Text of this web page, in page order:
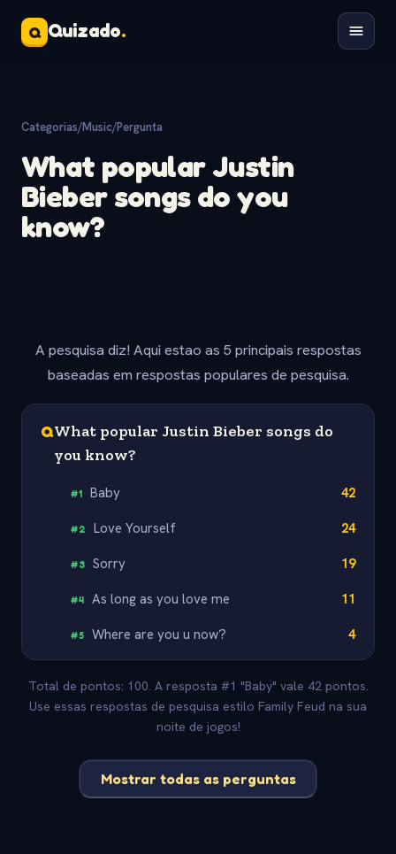
Q Quizado.
Categorias/Music/Pergunta
What popular Justin
Bieber songs do you
know?
A pesquisa diz! Aqui estao as 5 principais respostas
baseadas em respostas populares de pesquisa.
QWhat popular Justin Bieber songs do
you know?
#1 Baby 42
#2 Love Yourself 24
#3 Sorry 19
#4 As long as you love me 11
#5 Where are you u now? 4
Total de pontos: 100. A resposta #1 "Baby" vale 42 pontos.
Use essas respostas de pesquisa estilo Family Feud na sua
noite de jogos!
Mostrar todas as perguntas